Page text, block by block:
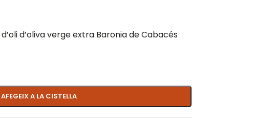
d’oliva verge extra Baronia de Cabacés
AFEGEIX A LA CISTELLA